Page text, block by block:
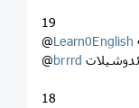
19
@Learn0English
@brrrd
18